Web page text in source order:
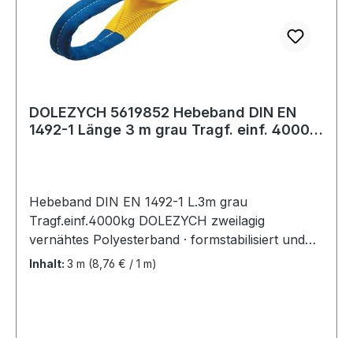
DOLEZYCH 5619852 Hebeband DIN EN
1492-1 Länge 3 m grau Tragf. einf. 4000
Hebeband DIN EN 1492-1 L.3m grau
Tragf.einf.4000kg DOLEZYCH zweilagig
vernähtes Polyesterband · formstabilisiert und
imprägniert · Sicherheitsfaktor 7:1 ·
Inhalt: 3 m (8,76 € / 1 m)